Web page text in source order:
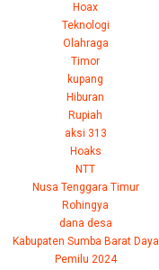
Hoax
Teknologi
Olahraga
Timor
kupang
Hiburan
Rupiah
aksi 313
Hoaks
NTT
Nusa Tenggara Timur
Rohingya
dana desa
Kabupaten Sumba Barat Daya
Pemilu 2024